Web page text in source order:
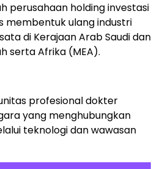
perusahaan holding investasi
membentuk ulang industri
di Kerajaan Arab Saudi dan
serta Afrika (MEA).
profesional dokter
yang menghubungkan
teknologi dan wawasan